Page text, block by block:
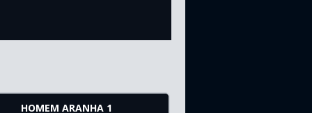
HOMEM ARANHA 1